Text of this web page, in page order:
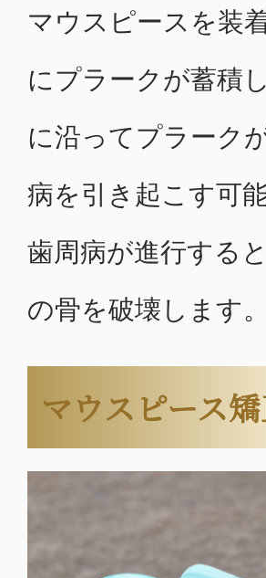
マウスピースを装
にプラークが蓄積
に沿ってプラーク
病を引き起こす可
歯周病が進行する
の骨を破壊します
マウスピース